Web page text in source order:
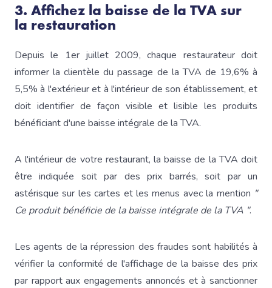
3. Affichez la baisse de la TVA sur
la restauration
Depuis le 1er juillet 2009, chaque restaurateur doit
informer la clientèle du passage de la TVA de 19,6% à
5,5% à l'extérieur et à l'intérieur de son établissement, et
doit identifier de façon visible et lisible les produits
bénéficiant d'une baisse intégrale de la TVA.
A l'intérieur de votre restaurant, la baisse de la TVA doit
être indiquée soit par des prix barrés, soit par un
astérisque sur les cartes et les menus avec la mention "
Ce produit bénéficie de la baisse intégrale de la TVA ".
Les agents de la répression des fraudes sont habilités à
vérifier la conformité de l'affichage de la baisse des prix
par rapport aux engagements annoncés et à sanctionner